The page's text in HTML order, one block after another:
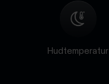
Hudtemperatur